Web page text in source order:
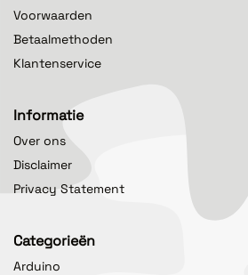
Voorwaarden
Betaalmethoden
Klantenservice
Informatie
Over ons
Disclaimer
Privacy Statement
Categorieën
Arduino